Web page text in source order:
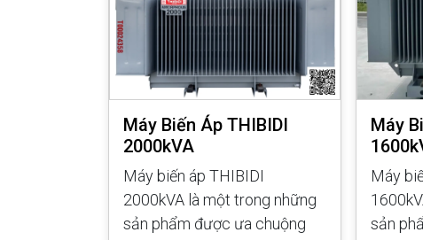
Máy Biến Áp THIBIDI
2000kVA
Máy biến áp THIBIDI
2000kVA là một trong những
sản phẩm được ưa chuộng
Máy
Máy
sản